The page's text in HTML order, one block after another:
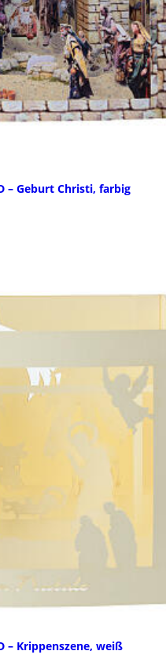
– Geburt Christi, farbig
– Krippenszene, weiß